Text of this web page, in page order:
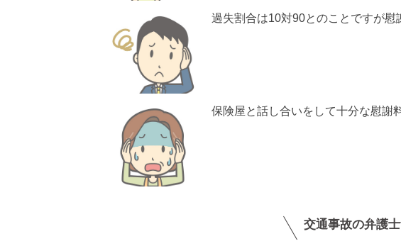
過失割合は10対90とのことですが慰
保険屋と話し合いをして十分な慰謝
交通事故の弁護